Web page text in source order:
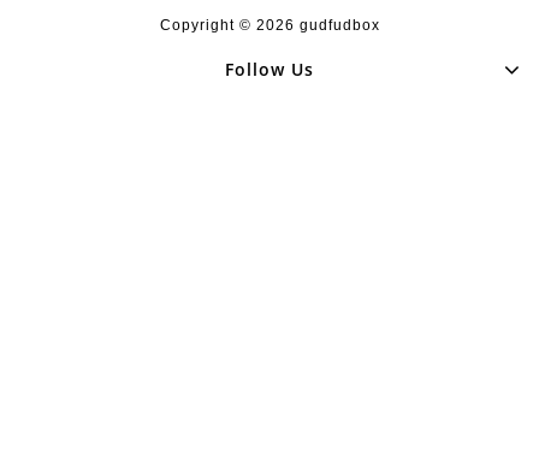
Copyright © 2026 gudfudbox
Follow Us